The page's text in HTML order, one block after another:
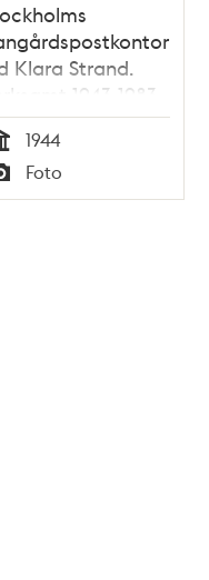
Klara Strand.
1943-1983
huset revs
1944
Foto